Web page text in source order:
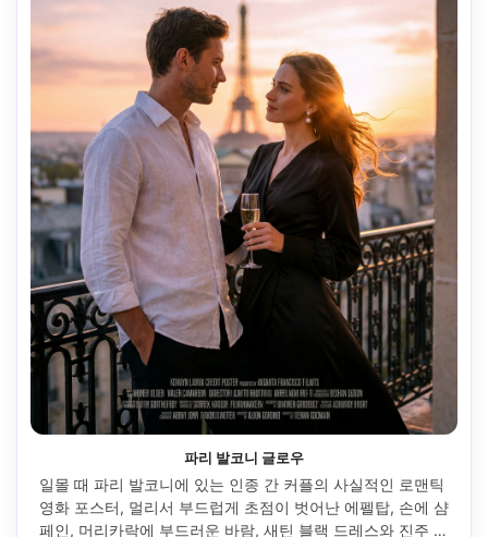
파리 발코니 글로우
일몰 때 파리 발코니에 있는 인종 간 커플의 사실적인 로맨틱
영화 포스터, 멀리서 부드럽게 초점이 벗어난 에펠탑, 손에 샴
페인, 머리카락에 부드러운 바람, 새틴 블랙 드레스와 진주 귀